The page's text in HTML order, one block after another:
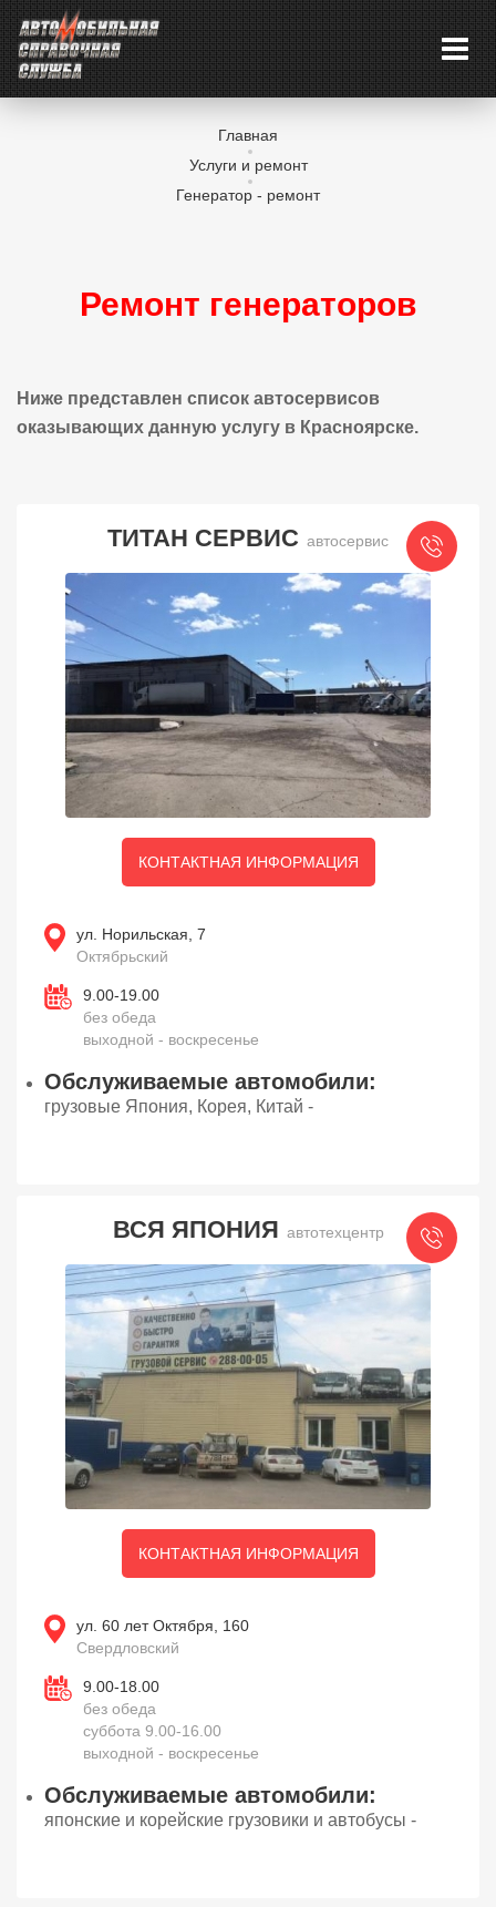
Главная
Услуги и ремонт
Генератор - ремонт
Ремонт генераторов
Ниже представлен список автосервисов
оказывающих данную услугу в Красноярске.
ТИТАН СЕРВИС автосервис
КОНТАКТНАЯ ИНФОРМАЦИЯ
ул. Норильская, 7
Октябрьский
9.00-19.00
без обеда
выходной - воскресенье
Обслуживаемые автомобили:
грузовые Япония, Корея, Китай -
ВСЯ ЯПОНИЯ автотехцентр
КОНТАКТНАЯ ИНФОРМАЦИЯ
ул. 60 лет Октября, 160
Свердловский
9.00-18.00
без обеда
суббота 9.00-16.00
выходной - воскресенье
Обслуживаемые автомобили:
японские и корейские грузовики и автобусы -